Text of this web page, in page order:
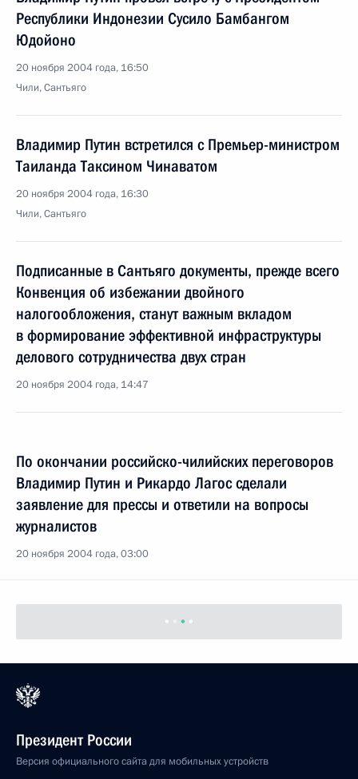
Республики Индонезии Сусило Бамбангом
Юдойоно
20 ноября 2004 года, 16:50
Чили, Сантьяго
Владимир Путин встретился с Премьер-министром
Таиланда Таксином Чинаватом
20 ноября 2004 года, 16:30
Чили, Сантьяго
Подписанные в Сантьяго документы, прежде всего
Конвенция об избежании двойного
налогообложения, станут важным вкладом
в формирование эффективной инфраструктуры
делового сотрудничества двух стран
20 ноября 2004 года, 14:47
По окончании российско-чилийских переговоров
Владимир Путин и Рикардо Лагос сделали
заявление для прессы и ответили на вопросы
журналистов
20 ноября 2004 года, 03:00
Президент России
Версия официального сайта для мобильных устройств